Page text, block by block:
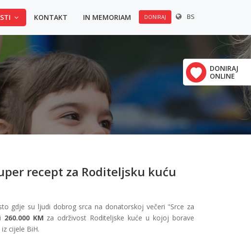
DONIRAJ BS
KONTAKT IN MEMORIAM
DONIRAJ
ONLINE
recept za Roditeljsku kuću
gdje su ljudi dobrog srca na donatorskoj večeri "Srce za
260.000 KM za održivost Roditeljske kuće u kojoj borave
cijele BiH.